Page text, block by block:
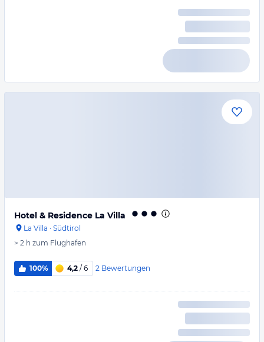
Hotel & Residence La Villa
La Villa · Südtirol
> 2 h zum Flughafen
100% 4,2 / 6 2 Bewertungen